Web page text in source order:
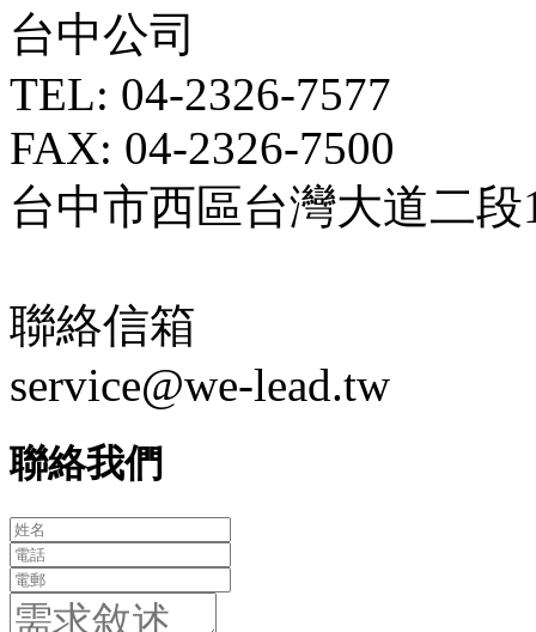
台中公司
TEL: 04-2326-7577
FAX: 04-2326-7500
台中市西區台灣大道二段
聯絡信箱
service@we-lead.tw
聯絡我們